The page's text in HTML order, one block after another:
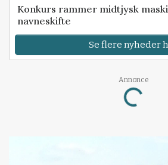
Konkurs rammer midtjysk
navneskifte
Se flere nyheder
Annonce
Loading...